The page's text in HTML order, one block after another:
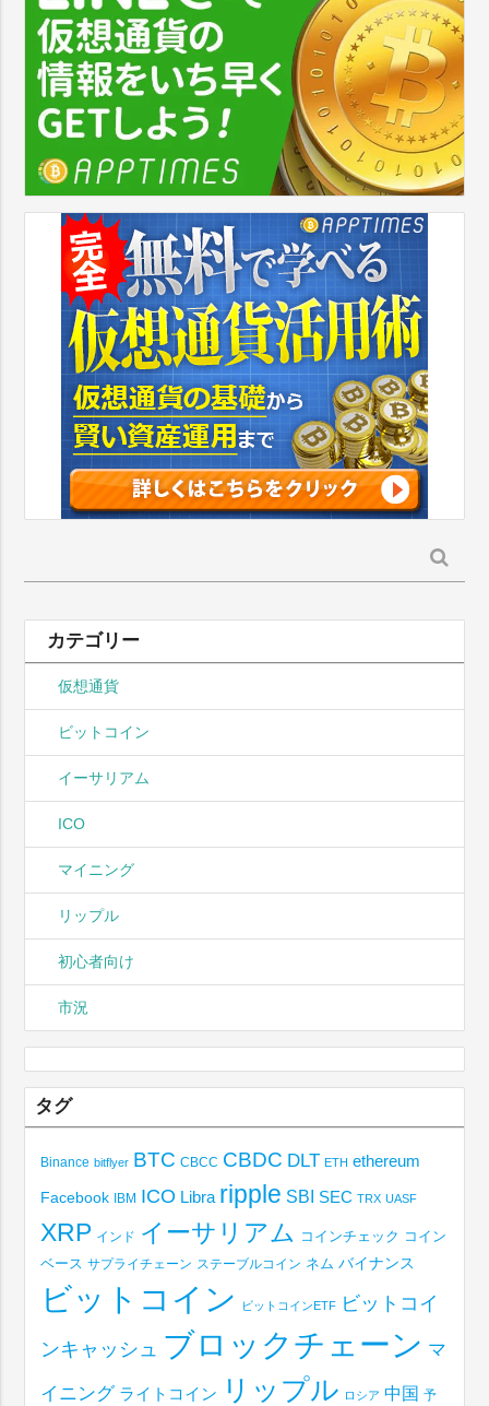
索:
カテゴリー
仮想通貨
ビットコイン
イーサリアム
ICO
マイニング
リップル
初心者向け
市況
タグ
Binance bitflyer BTC CBCC CBDC DLT ETH ethereum
Facebook IBM ICO Libra ripple SBI SEC TRX UASF
XRP インド イーサリアム コインチェック コイン
ベース サプライチェーン ステーブルコイン ネム バイナンス
ビットコイン ビットコインETF ビットコイ
ンキャッシュ ブロックチェーン マ
イニング ライトコイン リップル ロシア 中国 予